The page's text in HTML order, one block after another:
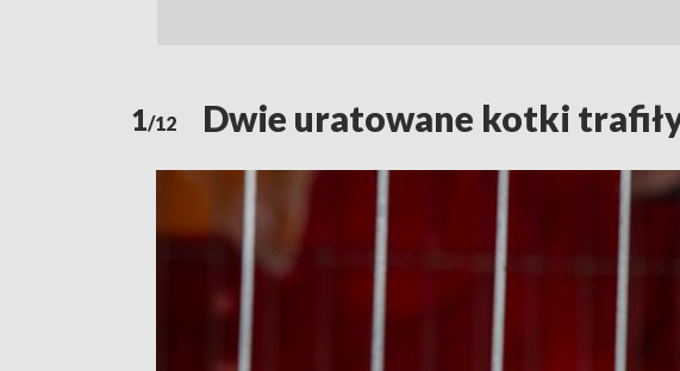
1/12 Dwie uratowane kotki